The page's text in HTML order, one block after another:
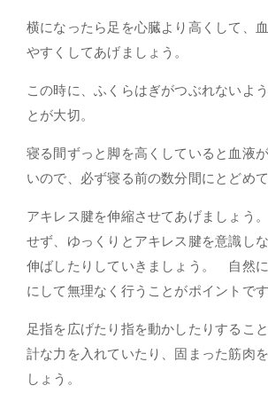
横になったら足を心臓より高くして、
やすくしてあげましょう。
この時に、ふくらはぎがつぶれないよ
とが大切。
寝る間ずっと脚を高くしていると血液
いので、必ず寝る前の数分間にとどめて
アキレス腱を伸縮させてあげましょう
せず、ゆっくりとアキレス腱を意識しな
伸ばしたりしていきましょう。 自然
にして無理なく行うことがポイントです
足指を広げたり指を動かしたりするこ
計な力を入れていたり、固まった筋肉
しょう。